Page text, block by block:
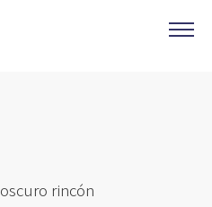
contenido
rincón